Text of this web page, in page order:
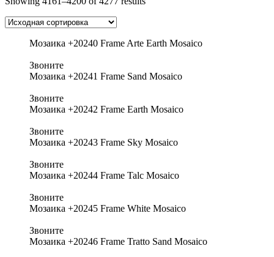
Мозаика +20240 Frame Arte Earth Mosaico
Звоните
Мозаика +20241 Frame Sand Mosaico
Звоните
Мозаика +20242 Frame Earth Mosaico
Звоните
Мозаика +20243 Frame Sky Mosaico
Звоните
Мозаика +20244 Frame Talc Mosaico
Звоните
Мозаика +20245 Frame White Mosaico
Звоните
Мозаика +20246 Frame Tratto Sand Mosaico